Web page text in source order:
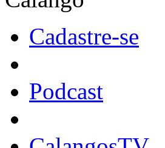
Cadastre-se
Podcast